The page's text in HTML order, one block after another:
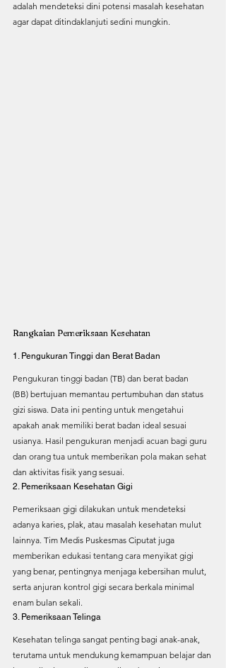
adalah mendeteksi dini potensi masalah kesehatan
agar dapat ditindaklanjuti sedini mungkin.
Rangkaian Pemeriksaan Kesehatan
1. Pengukuran Tinggi dan Berat Badan
Pengukuran tinggi badan (TB) dan berat badan
(BB) bertujuan memantau pertumbuhan dan status
gizi siswa. Data ini penting untuk mengetahui
apakah anak memiliki berat badan ideal sesuai
usianya. Hasil pengukuran menjadi acuan bagi guru
dan orang tua untuk memberikan pola makan sehat
dan aktivitas fisik yang sesuai.
2. Pemeriksaan Kesehatan Gigi
Pemeriksaan gigi dilakukan untuk mendeteksi
adanya karies, plak, atau masalah kesehatan mulut
lainnya. Tim Medis Puskesmas Ciputat juga
memberikan edukasi tentang cara menyikat gigi
yang benar, pentingnya menjaga kebersihan mulut,
serta anjuran kontrol gigi secara berkala minimal
enam bulan sekali.
3. Pemeriksaan Telinga
Kesehatan telinga sangat penting bagi anak-anak,
terutama untuk mendukung kemampuan belajar dan